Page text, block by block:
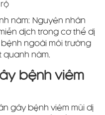
năm: Nguyên nhân
dịch trong cơ thể dị
ngoài môi trường
quanh năm.
bệnh viêm
gây bệnh viêm mũi dị